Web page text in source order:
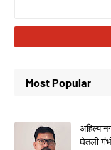
Most Popular
घेतली